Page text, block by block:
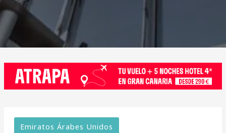
Emiratos Árabes Unidos